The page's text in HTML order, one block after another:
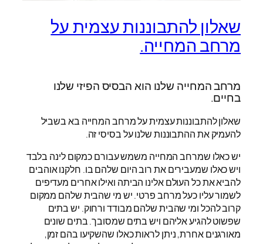
שאלון להתבוננות עצמית על
מרחב המחייה.
מרחב המחייה שלנו הוא הבסיס הפיזי שלנו
בחיים.
שאלון להתבוננות עצמית על מרחב המחייה בא בשביל
להעמיק את ההתבוננות שלנו על בסיסי זה.
יש כאלו שמרחב המחייה משמש עבורם כמקום לינה בלבד
ויש כאלו שמעבירים את רוב היום שלהם בו. חלקנו אוהבים
להביא את כל העולם אלינו הביתה ואילו אחרים מעדיפים
לשמור עליו כעל מרחב פרטי. יש מי שהבית שלהם ממקום
קרוב להכל ומי שהבית שלהם מבודד ורחוק. יש בתים
שפשוט להגיע אליהם ויש בתים שמסובך. בתים שונים
מאורגנים אחרת, ניתן לראות כאלו שהשקיעו בהם זמן,